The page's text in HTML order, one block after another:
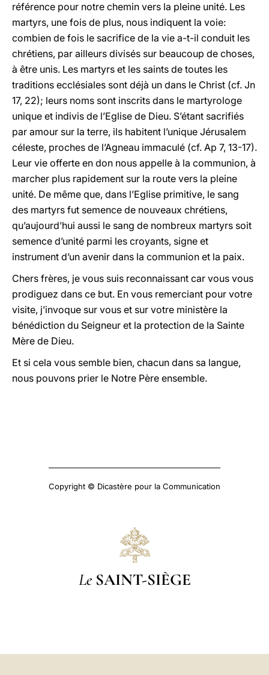
référence pour notre chemin vers la pleine unité. Les
martyrs, une fois de plus, nous indiquent la voie:
combien de fois le sacrifice de la vie a-t-il conduit les
chrétiens, par ailleurs divisés sur beaucoup de choses,
à être unis. Les martyrs et les saints de toutes les
traditions ecclésiales sont déjà un dans le Christ (cf. Jn
17, 22); leurs noms sont inscrits dans le martyrologe
unique et indivis de l’Eglise de Dieu. S’étant sacrifiés
par amour sur la terre, ils habitent l’unique Jérusalem
céleste, proches de l’Agneau immaculé (cf. Ap 7, 13-17).
Leur vie offerte en don nous appelle à la communion, à
marcher plus rapidement sur la route vers la pleine
unité. De même que, dans l’Eglise primitive, le sang
des martyrs fut semence de nouveaux chrétiens,
qu’aujourd’hui aussi le sang de nombreux martyrs soit
semence d’unité parmi les croyants, signe et
instrument d’un avenir dans la communion et la paix.
Chers frères, je vous suis reconnaissant car vous vous
prodiguez dans ce but. En vous remerciant pour votre
visite, j’invoque sur vous et sur votre ministère la
bénédiction du Seigneur et la protection de la Sainte
Mère de Dieu.
Et si cela vous semble bien, chacun dans sa langue,
nous pouvons prier le Notre Père ensemble.
Copyright © Dicastère pour la Communication
Le SAINT-SIÈGE